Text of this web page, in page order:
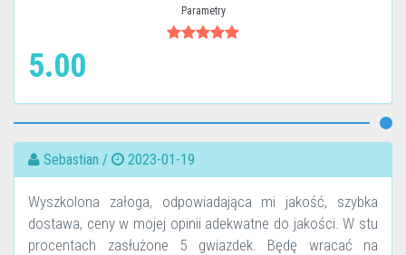
Parametry
5.00
Sebastian / 2023-01-19
Wyszkolona załoga, odpowiadająca mi jakość, szybka
dostawa, ceny w mojej opinii adekwatne do jakości. W stu
procentach zasłużone 5 gwiazdek. Będę wracać na